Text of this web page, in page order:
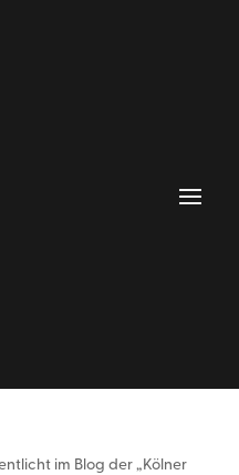
im Blog der „Kölner